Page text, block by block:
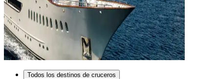
Todos los destinos de cruceros